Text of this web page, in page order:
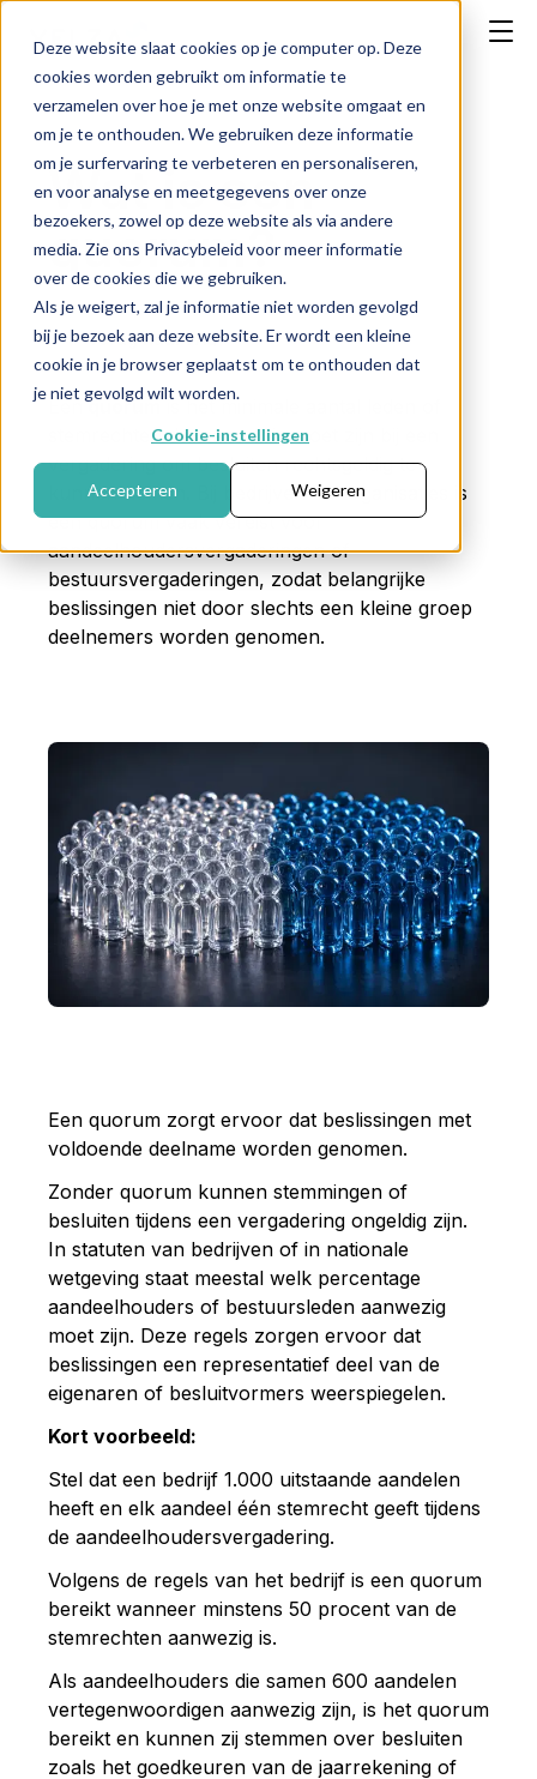
Deze website slaat cookies op je computer op. Deze
cookies worden gebruikt om informatie te
verzamelen over hoe je met onze website omgaat en
om je te onthouden. We gebruiken deze informatie
om je surfervaring te verbeteren en personaliseren,
en voor analyse en meetgegevens over onze
bezoekers, zowel op deze website als via andere
media. Zie ons Privacybeleid voor meer informatie
over de cookies die we gebruiken.
Als je weigert, zal je informatie niet worden gevolgd
bij je bezoek aan deze website. Er wordt een kleine
cookie in je browser geplaatst om te onthouden dat
je niet gevolgd wilt worden.
Cookie-instellingen
Accepteren Weigeren
Wat is een
quorum?
← Terug naar FAQ
Een quorumis het minimale aantal leden of
stemrechten dat aanwezig moet zijn bij een
vergadering om besluiten rechtsgeldig te
kunnen nemen. Bij bedrijven en organisaties is
een quorum vaak vereist voor
aandeelhoudersvergaderingen of
bestuursvergaderingen, zodat belangrijke
beslissingen niet door slechts een kleine groep
deelnemers worden genomen.
Een quorum zorgt ervoor dat beslissingen met
voldoende deelname worden genomen.
Zonder quorum kunnen stemmingen of
besluiten tijdens een vergadering ongeldig zijn.
In statuten van bedrijven of in nationale
wetgeving staat meestal welk percentage
aandeelhouders of bestuursleden aanwezig
moet zijn. Deze regels zorgen ervoor dat
beslissingen een representatief deel van de
eigenaren of besluitvormers weerspiegelen.
Kort voorbeeld:
Stel dat een bedrijf 1.000 uitstaande aandelen
heeft en elk aandeel één stemrecht geeft tijdens
de aandeelhoudersvergadering.
Volgens de regels van het bedrijf is een quorum
bereikt wanneer minstens 50 procent van de
stemrechten aanwezig is.
Als aandeelhouders die samen 600 aandelen
vertegenwoordigen aanwezig zijn, is het quorum
bereikt en kunnen zij stemmen over besluiten
zoals het goedkeuren van de jaarrekening of